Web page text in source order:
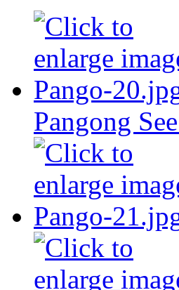
Pangong